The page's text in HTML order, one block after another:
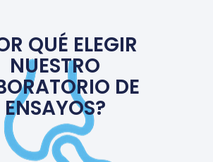
QUÉ ELEGIR
NUESTRO
DE
ENSAYOS?